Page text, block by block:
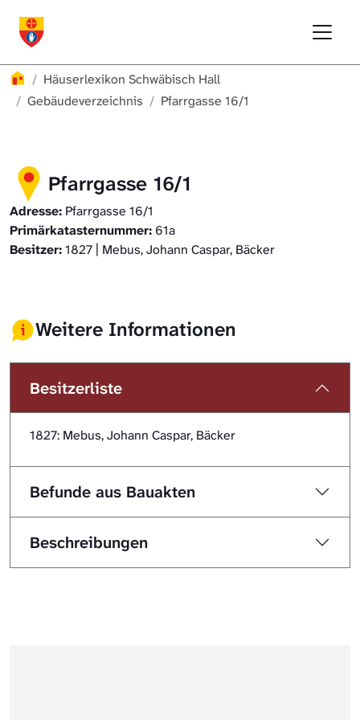
Häuserlexikon
Häuserlexikon Schwäbisch Hall
Gebäudeverzeichnis
Pfarrgasse 16/1
Pfarrgasse 16/1
Adresse: Pfarrgasse 16/1
Primärkatasternummer: 61a
Besitzer:1827 | Mebus, Johann Caspar, Bäcker
Weitere Informationen
Besitzerliste
1827: Mebus, Johann Caspar, Bäcker
Befunde aus Bauakten
Beschreibungen
Häuserlexikon Steinbach
Digitale Nachschlagewerke
Gebäudeverzeichnis